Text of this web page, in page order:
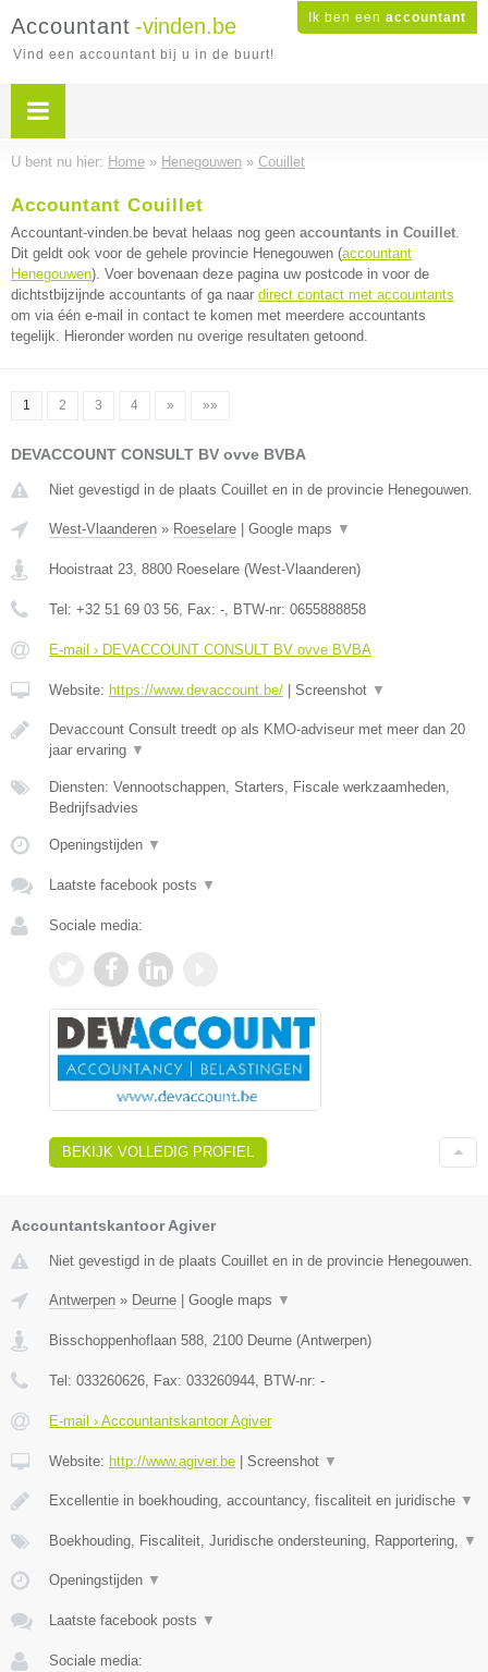
Ik ben een accountant
Accountant -vinden.be
Vind een accountant bij u in de buurt!
U bent nu hier: Home » Henegouwen » Couillet
Accountant Couillet
Accountant-vinden.be bevat helaas nog geen accountants in Couillet.
Dit geldt ook voor de gehele provincie Henegouwen (accountant
Henegouwen). Voer bovenaan deze pagina uw postcode in voor de
dichtstbijzijnde accountants of ga naar direct contact met accountants
om via één e-mail in contact te komen met meerdere accountants
tegelijk. Hieronder worden nu overige resultaten getoond.
1 2 3 4 » »»
DEVACCOUNT CONSULT BV ovve BVBA
Niet gevestigd in de plaats Couillet en in de provincie Henegouwen.
West-Vlaanderen » Roeselare Google maps ▼
Hooistraat 23, 8800 Roeselare (West-Vlaanderen)
Tel: +32 51 69 03 56, Fax: -, BTW-nr: 0655888858
E-mail › DEVACCOUNT CONSULT BV ovve BVBA
Website: https://www.devaccount.be/ Screenshot ▼
Devaccount Consult treedt op als KMO-adviseur met meer dan 20
jaar ervaring ▼
Diensten: Vennootschappen, Starters, Fiscale werkzaamheden,
Bedrijfsadvies
Openingstijden ▼
Laatste facebook posts ▼
Sociale media:
BEKIJK VOLLEDIG PROFIEL
Accountantskantoor Agiver
Niet gevestigd in de plaats Couillet en in de provincie Henegouwen.
Antwerpen » Deurne Google maps ▼
Bisschoppenhoflaan 588, 2100 Deurne (Antwerpen)
Tel: 033260626, Fax: 033260944, BTW-nr: -
E-mail › Accountantskantoor Agiver
Website: http://www.agiver.be Screenshot ▼
Excellentie in boekhouding, accountancy, fiscaliteit en juridische ▼
Boekhouding, Fiscaliteit, Juridische ondersteuning, Rapportering, ▼
Openingstijden ▼
Laatste facebook posts ▼
Sociale media: